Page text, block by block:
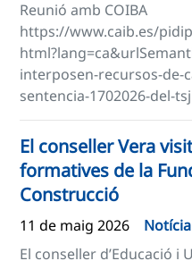
Reunió amb COIBA
https://www.caib.es/
interposen-recursos-de-
sentencia-1702026-del-
El conseller Vera
formatives de la
Construcció
11 de maig 2026
Notícia
El conseller d’Educació i